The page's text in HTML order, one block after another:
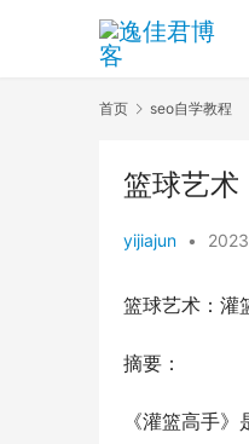
首页 seo自学教程
篮球艺术
yijiajun •
篮球艺术：灌
摘要：
《灌篮高手